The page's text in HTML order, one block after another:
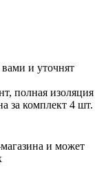
и уточнят
полная изоляция
за комплект 4 шт.
и может